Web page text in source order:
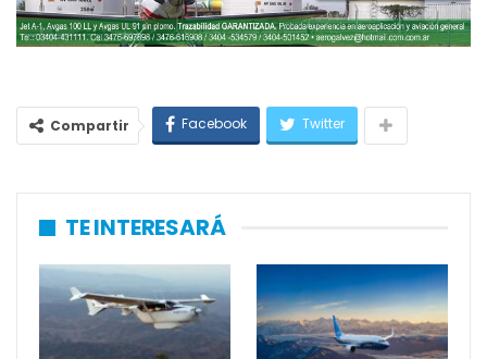
Compartir Facebook Twitter
TE INTERESARÁ